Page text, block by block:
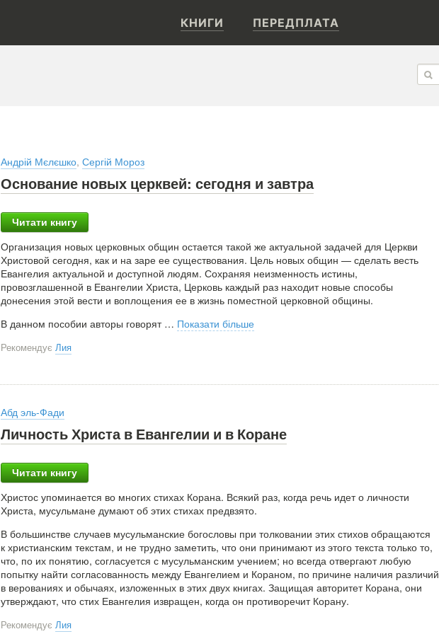
КНИГИ ПЕРЕДПЛАТА
Андрій Мєлєшко, Сергій Мороз
Основание новых церквей: сегодня и завтра
Читати книгу
Организация новых церковных общин остается такой же актуальной задачей для Церкви
Христовой сегодня, как и на заре ее существования. Цель новых общин — сделать весть
Евангелия актуальной и доступной людям. Сохраняя неизменность истины,
провозглашенной в Евангелии Христа, Церковь каждый раз находит новые способы
донесения этой вести и воплощения ее в жизнь поместной церковной общины.
В данном пособии авторы говорят… Показати більше
Рекомендує Лия
Абд эль-Фади
Личность Христа в Евангелии и в Коране
Читати книгу
Христос упоминается во многих стихах Корана. Всякий раз, когда речь идет о личности
Христа, мусульмане думают об этих стихах предвзято.
В большинстве случаев мусульманские богословы при толковании этих стихов обращаются
к христианским текстам, и не трудно заметить, что они принимают из этого текста только то,
что, по их понятию, согласуется с мусульманским учением; но всегда отвергают любую
попытку найти согласованность между Евангелием и Кораном, по причине наличия различий
в верованиях и обычаях, изложенных в этих двух книгах. Защищая авторитет Корана, они
утверждают, что стих Евангелия извращен, когда он противоречит Корану.
Рекомендує Лия